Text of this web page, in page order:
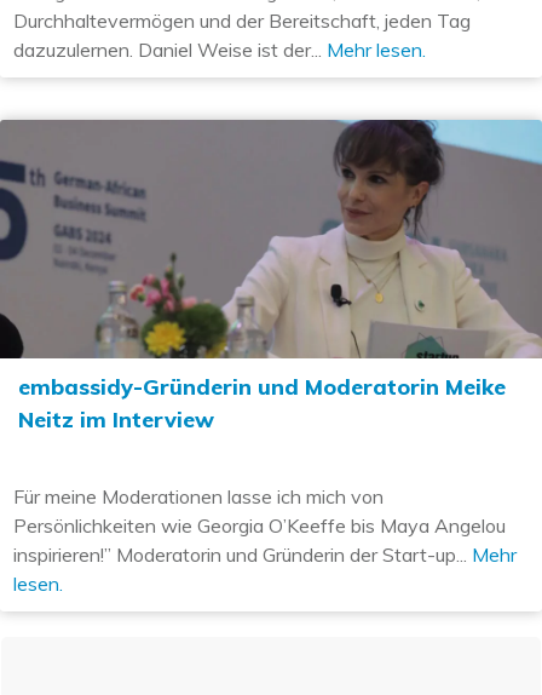
Durchhaltevermögen und der Bereitschaft, jeden Tag
dazuzulernen. Daniel Weise ist der... Mehr lesen.
embassidy-Gründerin und Moderatorin Meike
Neitz im Interview
Für meine Moderationen lasse ich mich von
Persönlichkeiten wie Georgia O’Keeffe bis Maya Angelou
inspirieren!” Moderatorin und Gründerin der Start-up... Mehr
lesen.